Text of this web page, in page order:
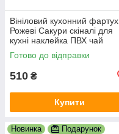
Вініловий кухонний фартух
Рожеві Сакури скіналі для
кухні наклейка ПВХ чай
Японія Схід Рожевий
600х2000 мм
Готово до відправки
510 ₴
Купити
Новинка Подарунок